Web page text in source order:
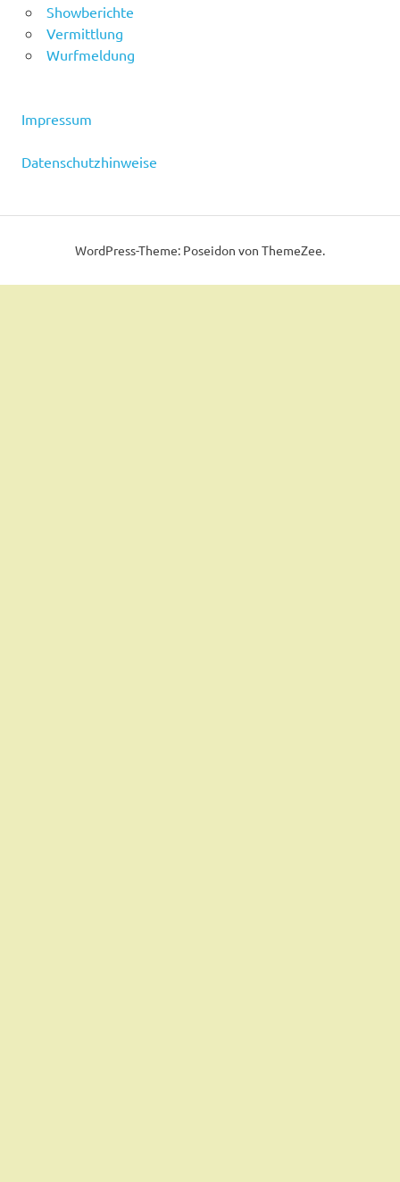
Showberichte
Vermittlung
Wurfmeldung
Impressum
Datenschutzhinweise
WordPress-Theme: Poseidon von ThemeZee.